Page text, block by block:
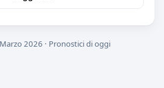
2026 · Pronostici di oggi